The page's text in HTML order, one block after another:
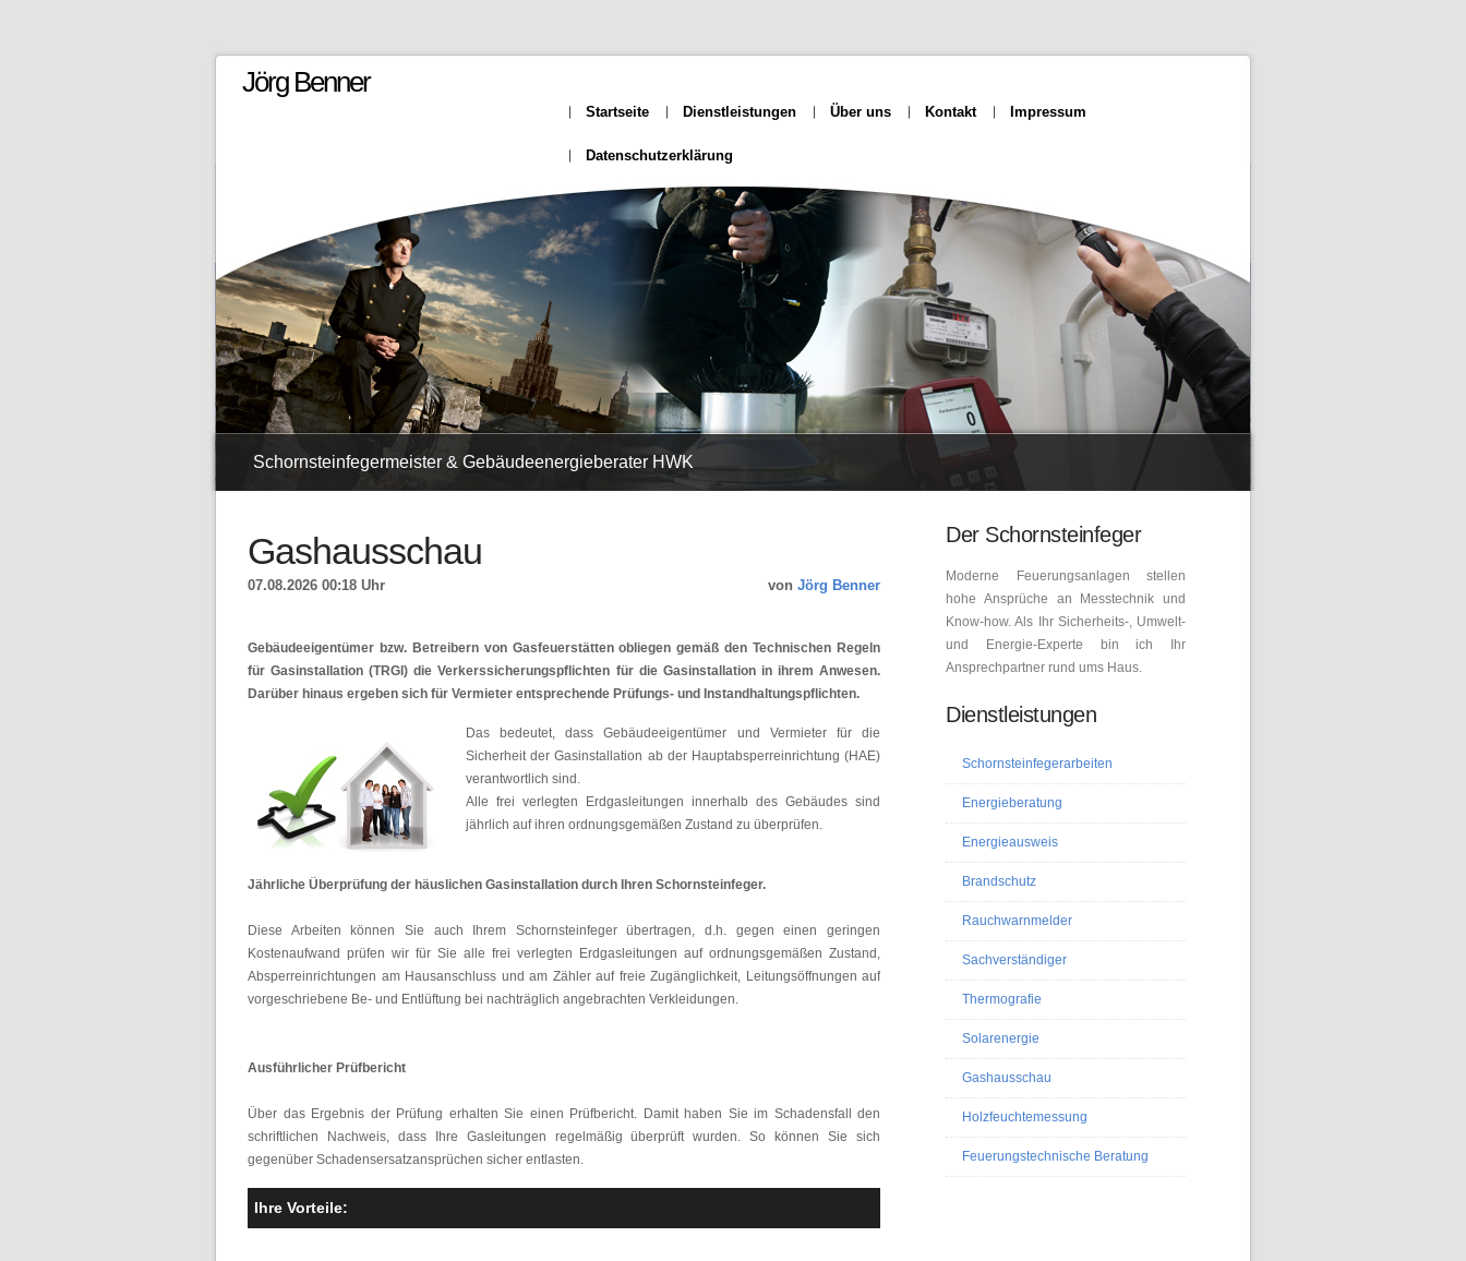
Schornsteinfegermeister & Gebäudeenergieberater HWK
Jörg Benner
Startseite Dienstleistungen Über uns Kontakt Impressum
Datenschutzerklärung
Gashausschau
07.08.2026 00:18 Uhr von Jörg Benner
Gebäudeeigentümer bzw. Betreibern von Gasfeuerstätten obliegen gemäß den Technischen Regeln
für Gasinstallation (TRGI) die Verkerssicherungspflichten für die Gasinstallation in ihrem Anwesen.
Darüber hinaus ergeben sich für Vermieter entsprechende Prüfungs- und Instandhaltungspflichten.
Das bedeutet, dass Gebäudeeigentümer und Vermieter für die
Sicherheit der Gasinstallation ab der Hauptabsperreinrichtung (HAE)
verantwortlich sind.
Alle frei verlegten Erdgasleitungen innerhalb des Gebäudes sind
jährlich auf ihren ordnungsgemäßen Zustand zu überprüfen.
Jährliche Überprüfung der häuslichen Gasinstallation durch Ihren Schornsteinfeger.
Diese Arbeiten können Sie auch Ihrem Schornsteinfeger übertragen, d.h. gegen einen geringen
Kostenaufwand prüfen wir für Sie alle frei verlegten Erdgasleitungen auf ordnungsgemäßen Zustand,
Absperreinrichtungen am Hausanschluss und am Zähler auf freie Zugänglichkeit, Leitungsöffnungen auf
vorgeschriebene Be- und Entlüftung bei nachträglich angebrachten Verkleidungen.
Ausführlicher Prüfbericht
Über das Ergebnis der Prüfung erhalten Sie einen Prüfbericht. Damit haben Sie im Schadensfall den
schriftlichen Nachweis, dass Ihre Gasleitungen regelmäßig überprüft wurden. So können Sie sich
gegenüber Schadensersatzansprüchen sicher entlasten.
Ihre Vorteile:
Der Schornsteinfeger
Moderne Feuerungsanlagen stellen
hohe Ansprüche an Messtechnik und
Know-how. Als Ihr Sicherheits-, Umwelt-
und Energie-Experte bin ich Ihr
Ansprechpartner rund ums Haus.
Dienstleistungen
Schornsteinfegerarbeiten
Energieberatung
Energieausweis
Brandschutz
Rauchwarnmelder
Sachverständiger
Thermografie
Solarenergie
Gashausschau
Holzfeuchtemessung
Feuerungstechnische Beratung